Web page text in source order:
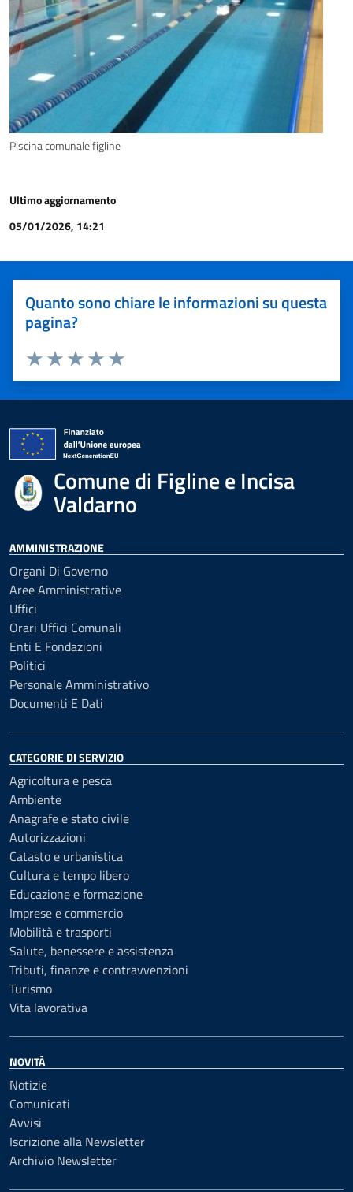
Piscina comunale figline
Ultimo aggiornamento
05/01/2026, 14:21
Quanto sono chiare le informazioni su questa
pagina?
Valuta 5 stelle su 5
Valuta 4 stelle su 5
Valuta 3 stelle su 5
Valuta 2 stelle su 5
Valuta 1 stelle su 5
Comune di Figline e Incisa
Valdarno
AMMINISTRAZIONE
Organi Di Governo
Aree Amministrative
Uffici
Orari Uffici Comunali
Enti E Fondazioni
Politici
Personale Amministrativo
Documenti E Dati
CATEGORIE DI SERVIZIO
Agricoltura e pesca
Ambiente
Anagrafe e stato civile
Autorizzazioni
Catasto e urbanistica
Cultura e tempo libero
Educazione e formazione
Imprese e commercio
Mobilità e trasporti
Salute, benessere e assistenza
Tributi, finanze e contravvenzioni
Turismo
Vita lavorativa
NOVITÀ
Notizie
Comunicati
Avvisi
Iscrizione alla Newsletter
Archivio Newsletter